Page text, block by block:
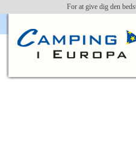
For at give dig den